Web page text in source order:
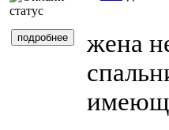
жена